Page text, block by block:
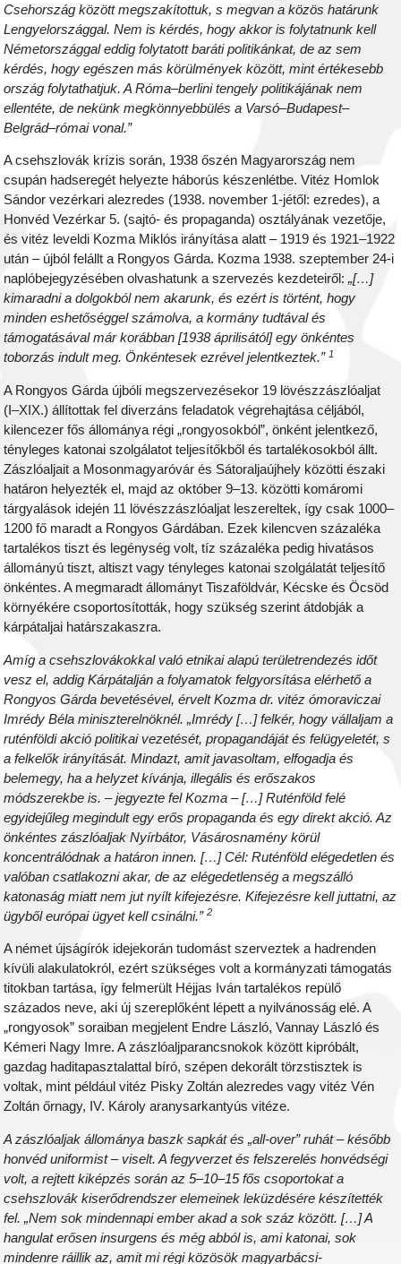
Csehország között megszakítottuk, s megvan a közös határunk
Lengyelországgal. Nem is kérdés, hogy akkor is folytatnunk kell
Németországgal eddig folytatott baráti politikánkat, de az sem
kérdés, hogy egészen más körülmények között, mint értékesebb
ország folytathatjuk. A Róma–berlini tengely politikájának nem
ellentéte, de nekünk megkönnyebbülés a Varsó–Budapest–
Belgrád–római vonal.”
A csehszlovák krízis során, 1938 őszén Magyarország nem
csupán hadseregét helyezte háborús készenlétbe. Vitéz Homlok
Sándor vezérkari alezredes (1938. november 1-jétől: ezredes), a
Honvéd Vezérkar 5. (sajtó- és propaganda) osztályának vezetője,
és vitéz leveldi Kozma Miklós irányítása alatt – 1919 és 1921–1922
után – újból felállt a Rongyos Gárda. Kozma 1938. szeptember 24-i
naplóbejegyzésében olvashatunk a szervezés kezdeteiről:„[…]
kimaradni a dolgokból nem akarunk, és ezért is történt, hogy
minden eshetőséggel számolva, a kormány tudtával és
támogatásával már korábban [1938 áprilisától] egy önkéntes
toborzás indult meg. Önkéntesek ezrével jelentkeztek.”1
A Rongyos Gárda újbóli megszervezésekor 19 lövészzászlóaljat
(I–XIX.) állítottak fel diverzáns feladatok végrehajtása céljából,
kilencezer fős állománya régi „rongyosokból”, önként jelentkező,
tényleges katonai szolgálatot teljesítőkből és tartalékosokból állt.
Zászlóaljait a Mosonmagyaróvár és Sátoraljaújhely közötti északi
határon helyezték el, majd az október 9–13. közötti komáromi
tárgyalások idején 11 lövészzászlóaljat leszereltek, így csak 1000–
1200 fő maradt a Rongyos Gárdában. Ezek kilencven százaléka
tartalékos tiszt és legénység volt, tíz százaléka pedig hivatásos
állományú tiszt, altiszt vagy tényleges katonai szolgálatát teljesítő
önkéntes. A megmaradt állományt Tiszaföldvár, Kécske és Öcsöd
környékére csoportosították, hogy szükség szerint átdobják a
kárpátaljai határszakaszra.
Amíg a csehszlovákokkal való etnikai alapú területrendezés időt
vesz el, addig Kárpátalján a folyamatok felgyorsítása elérhető a
Rongyos Gárda bevetésével, érvelt Kozma dr. vitéz ómoraviczai
Imrédy Béla miniszterelnöknél. „Imrédy […] felkér, hogy vállaljam a
ruténföldi akció politikai vezetését, propagandáját és felügyeletét, s
a felkelők irányítását. Mindazt, amit javasoltam, elfogadja és
belemegy, ha a helyzet kívánja, illegális és erőszakos
módszerekbe is. – jegyezte fel Kozma – […] Ruténföld felé
egyidejűleg megindult egy erős propaganda és egy direkt akció. Az
önkéntes zászlóaljak Nyírbátor, Vásárosnamény körül
koncentrálódnak a határon innen. […] Cél: Ruténföld elégedetlen és
valóban csatlakozni akar, de az elégedetlenség a megszálló
katonaság miatt nem jut nyílt kifejezésre. Kifejezésre kell juttatni, az
ügyből európai ügyet kell csinálni.”2
A német újságírók idejekorán tudomást szerveztek a hadrenden
kívüli alakulatokról, ezért szükséges volt a kormányzati támogatás
titokban tartása, így felmerült Héjjas Iván tartalékos repülő
százados neve, aki új szereplőként lépett a nyilvánosság elé. A
„rongyosok” soraiban megjelent Endre László, Vannay László és
Kémeri Nagy Imre. A zászlóaljparancsnokok között kipróbált,
gazdag haditapasztalattal bíró, szépen dekorált törzstisztek is
voltak, mint például vitéz Pisky Zoltán alezredes vagy vitéz Vén
Zoltán őrnagy, IV. Károly aranysarkantyús vitéze.
A zászlóaljak állománya baszk sapkát és „all-over” ruhát – később
honvéd uniformist – viselt. A fegyverzet és felszerelés honvédségi
volt, a rejtett kiképzés során az 5–10–15 fős csoportokat a
csehszlovák kiserődrendszer elemeinek leküzdésére készítették
fel. „Nem sok mindennapi ember akad a sok száz között. […] A
hangulat erősen insurgens és még abból is, ami katonai, sok
mindenre ráillik az, amit mi régi közösök magyarbácsi-